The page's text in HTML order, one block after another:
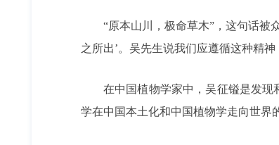
“原本山川，极命草木”，这句话被
之所出’。吴先生说我们应遵循这种精
在中国植物学家中，吴征镒是发现
学在中国本土化和中国植物学走向世界